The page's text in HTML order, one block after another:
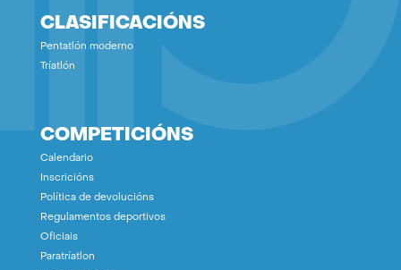
CLASIFICACIÓNS
Pentatlón moderno
Tríatlón
COMPETICIÓNS
Calendario
Inscricións
Política de devolucións
Regulamentos deportivos
Oficiais
Paratríatlon